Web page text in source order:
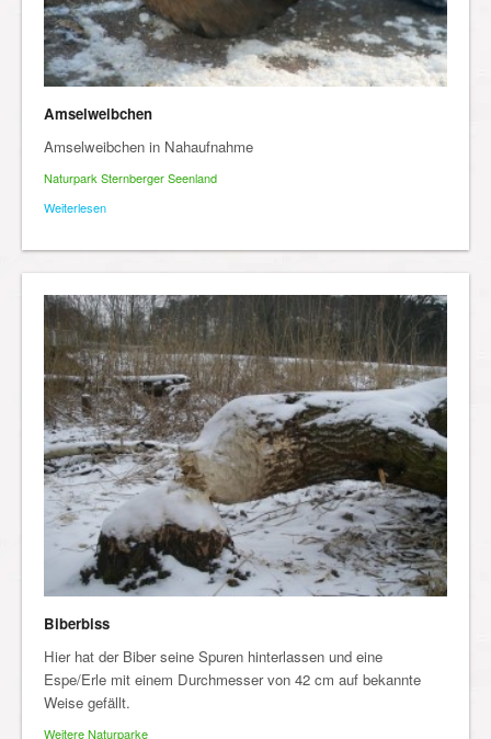
Amselweibchen
Amselweibchen in Nahaufnahme
Naturpark Sternberger Seenland
Weiterlesen
Biberbiss
Hier hat der Biber seine Spuren hinterlassen und eine
Espe/Erle mit einem Durchmesser von 42 cm auf bekannte
Weise gefällt.
Weitere Naturparke